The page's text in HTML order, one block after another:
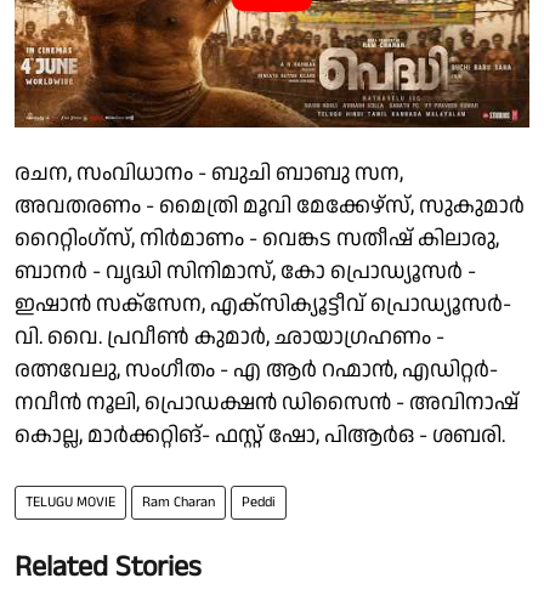
രചന, സംവിധാനം - ബുചി ബാബു സന,
അവതരണം - മൈത്രി മൂവി മേക്കേഴ്‌സ്, സുകുമാർ
റൈറ്റിംഗ്സ്, നിർമാണം - വെങ്കട സതീഷ് കിലാരു,
ബാനർ - വൃദ്ധി സിനിമാസ്, കോ പ്രൊഡ്യൂസർ -
ഇഷാൻ സക്സേന, എക്സിക്യൂട്ടീവ് പ്രൊഡ്യൂസർ-
വി. വൈ. പ്രവീൺ കുമാർ, ഛായാഗ്രഹണം -
രത്നവേലു, സംഗീതം - എ ആർ റഹ്മാൻ, എഡിറ്റർ-
നവീൻ നൂലി, പ്രൊഡക്ഷൻ ഡിസൈൻ - അവിനാഷ്
കൊല്ല, മാർക്കറ്റിങ്- ഫസ്റ്റ് ഷോ, പിആർഒ - ശബരി.
TELUGU MOVIE Ram Charan Peddi
Related Stories